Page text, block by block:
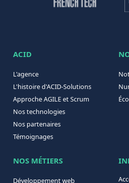
ACID
L'agence
L'histoire d'ACID-Solutions
Approche AGILE et Scrum
Nos technologies
Nos partenaires
Témoignages
NOS MÉTIERS
Développement web